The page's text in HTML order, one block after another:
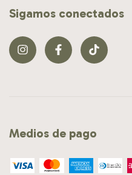
Sigamos conectados
Medios de pago